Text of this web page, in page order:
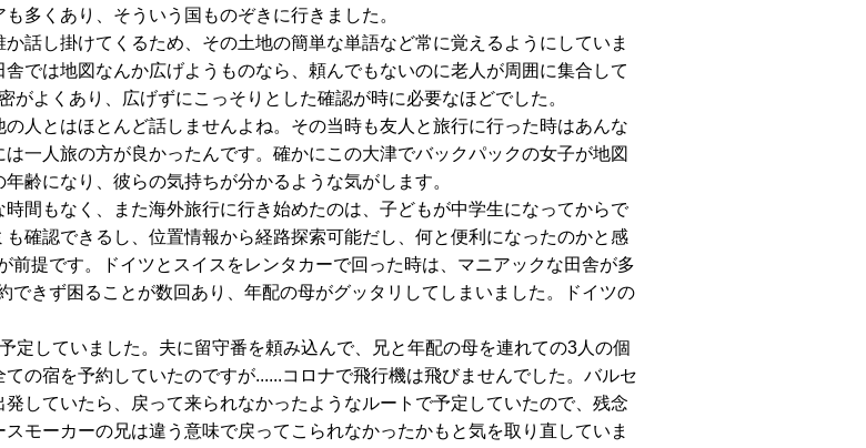
多くあり、そういう国ものぞきに行きました。
話し掛けてくるため、その土地の簡単な単語など常に覚えるようにしていま
では地図なんか広げようものなら、頼んでもないのに老人が周囲に集合して
がよくあり、広げずにこっそりとした確認が時に必要なほどでした。
人とはほとんど話しませんよね。その当時も友人と旅行に行った時はあんな
一人旅の方が良かったんです。確かにこの大津でバックパックの女子が地図
齢になり、彼らの気持ちが分かるような気がします。
間もなく、また海外旅行に行き始めたのは、子どもが中学生になってからで
確認できるし、位置情報から経路探索可能だし、何と便利になったのかと感
提です。ドイツとスイスをレンタカーで回った時は、マニアックな田舎が多
きず困ることが数回あり、年配の母がグッタリしてしまいました。ドイツの
していました。夫に留守番を頼み込んで、兄と年配の母を連れての3人の個
の宿を予約していたのですが......コロナで飛行機は飛びませんでした。バルセ
していたら、戻って来られなかったようなルートで予定していたので、残念
モーカーの兄は違う意味で戻ってこられなかったかもと気を取り直していま